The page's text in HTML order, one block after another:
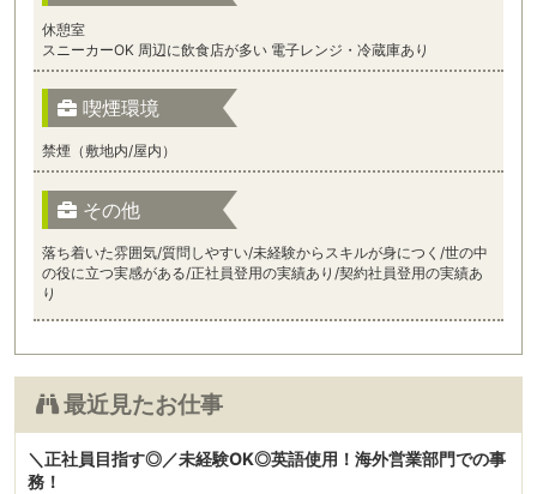
休憩室
スニーカーOK 周辺に飲食店が多い 電子レンジ・冷蔵庫あり
喫煙環境
禁煙（敷地内/屋内）
その他
落ち着いた雰囲気/質問しやすい/未経験からスキルが身につく/世の中
の役に立つ実感がある/正社員登用の実績あり/契約社員登用の実績あ
り
最近見たお仕事
＼正社員目指す◎／未経験OK◎英語使用！海外営業部門での事
務！